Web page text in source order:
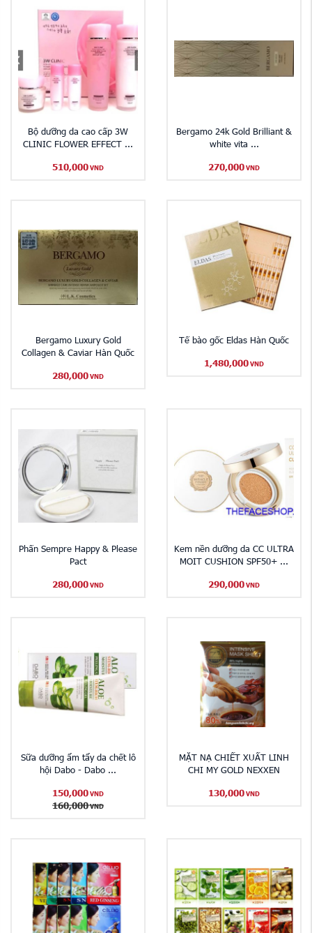
Bộ dưỡng da cao cấp 3W
CLINIC FLOWER EFFECT ...
510,000 VND
Bergamo 24k Gold Brilliant &
white vita ...
270,000 VND
Bergamo Luxury Gold
Collagen & Caviar Hàn Quốc
280,000 VND
Tế bào gốc Eldas Hàn Quốc
1,480,000 VND
Phấn Sempre Happy & Please
Pact
280,000 VND
​Kem nền dưỡng da CC ULTRA
MOIT CUSHION SPF50+ ...
290,000 VND
Sữa dưỡng ẩm tẩy da chết lô
hội Dabo - Dabo ...
150,000 VND
160,000 VND
MẶT NẠ CHIẾT XUẤT LINH
CHI MY GOLD NEXXEN
130,000 VND